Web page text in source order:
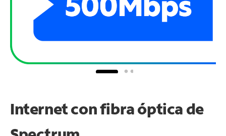
Internet con fibra óptica de